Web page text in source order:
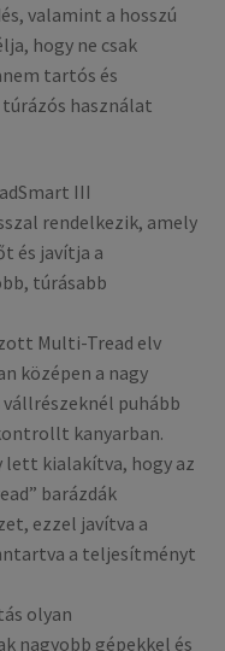
valamint a hosszú
hogy ne csak
tartós és
használat
III
rendelkezik, amely
és javítja a
túrásabb
Multi-Tread elv
középen a nagy
puhább
kanyarban.
kialakítva, hogy az
barázdák
ezzel javítva a
a teljesítményt
olyan
nagyobb gépekkel és